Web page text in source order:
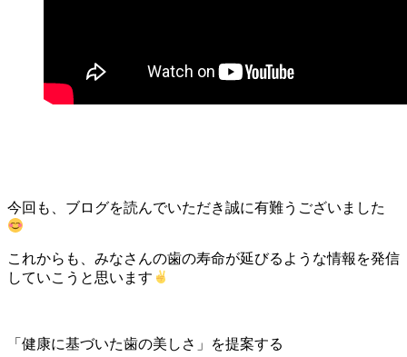
今回も、ブログを読んでいただき誠に有難うございました
これからも、みなさんの歯の寿命が延びるような情報を発信
していこうと思います
「健康に基づいた歯の美しさ」を提案する